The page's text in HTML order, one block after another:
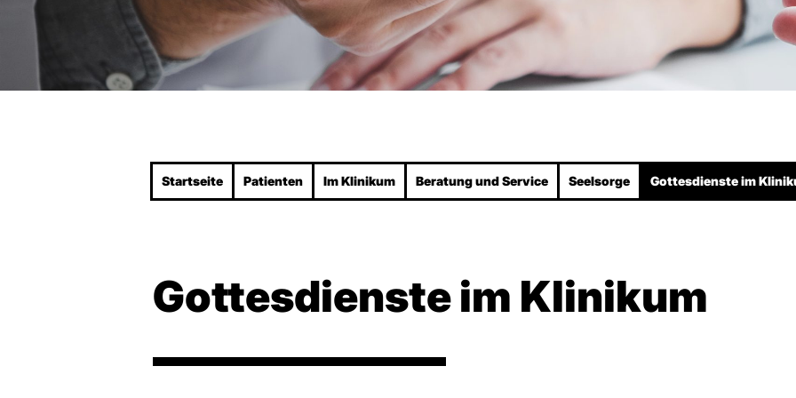
Startseite Patienten Im Klinikum Beratung und Service Seelsorge Gottesdienste im
Gottesdienste im Klinikum